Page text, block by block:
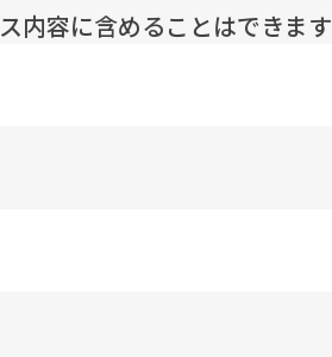
内容に含めることはできま